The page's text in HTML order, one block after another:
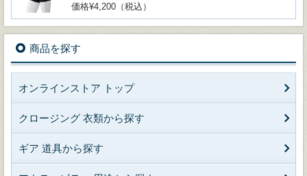
価格¥4,200（税込）
商品を探す
オンラインストア トップ
クロージング 衣類から探す
ギア 道具から探す